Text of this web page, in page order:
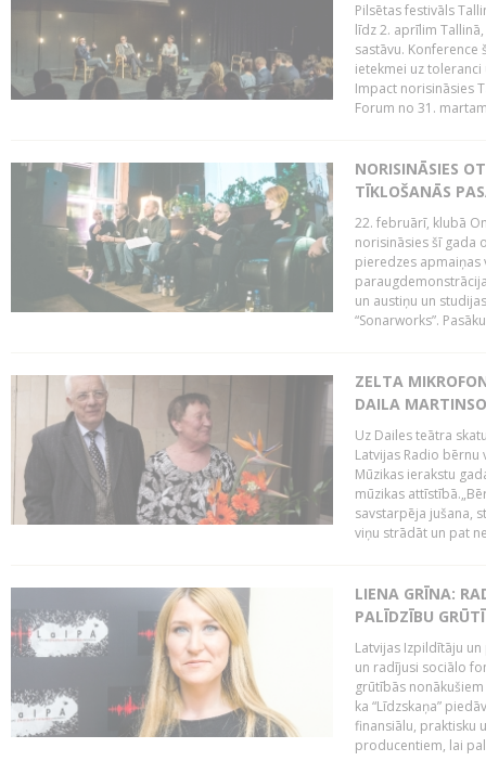
Pilsētas festivāls
līdz 2. aprīlim
sastāvu.
ietekmei uz
Impact norisināsies
Forum no 31.
NORISINĀSIES
TĪKLOŠANĀS
22. februārī, klubā
norisināsies šī gada
pieredzes apmaiņas
un austiņu un
“Sonarworks”.
ZELTA
DAILA
Uz Dailes teātra
Latvijas Radio
Mūzikas ierakstu
mūzikas
savstarpēja jušana,
viņu strādāt un pat
LIENA GRĪNA:
PALĪDZĪBU
Latvijas Izpildītāju
un radījusi sociālo
grūtībās
ka “Līdzskaņa”
finansiālu, praktisku
producentiem, lai